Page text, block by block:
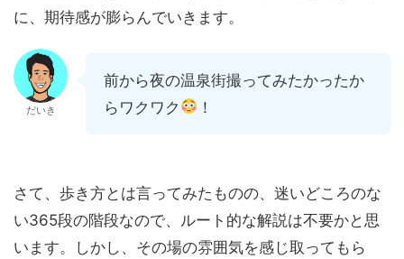
に、期待感が膨らんでいきます。
だいき
前から夜の温泉街撮ってみたかったか
らワクワク
！
さて、歩き方とは言ってみたものの、迷いどころのな
い365段の階段なので、ルート的な解説は不要かと思
います。しかし、その場の雰囲気を感じ取ってもら